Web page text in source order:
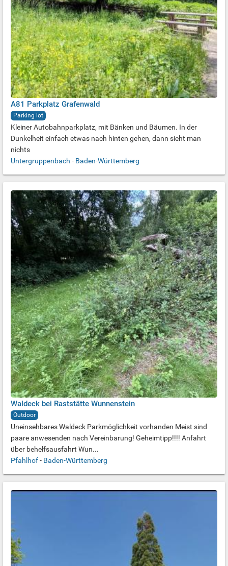
A81 Parkplatz Grafenwald
Parking lot
Kleiner Autobahnparkplatz, mit Bänken und Bäumen. In der
Dunkelheit einfach etwas nach hinten gehen, dann sieht man
nichts
Untergruppenbach - Baden-Württemberg
Waldeck bei Raststätte Wunnenstein
Outdoor
Uneinsehbares Waldeck Parkmöglichkeit vorhanden Meist sind
paare anwesenden nach Vereinbarung! Geheimtipp!!!! Anfahrt
über behelfsausfahrt Wun...
Pfahlhof- Baden-Württemberg